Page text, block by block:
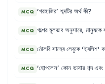
MCQ 'গরহাজির' শব্দটির অর্থ কী?
MCQ গল্পের মূলভাব অনুসারে, মানুষকে
MCQ মৌলবি সাহেব লেবুকে 'ইবলিশ'
MCQ 'হোপলেস' কোন ভাষার শব্দ এবং